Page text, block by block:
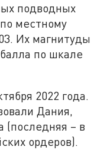
подводных
местному
Их магнитуды
по шкале
2022 года.
Дания,
– в
ордеров).